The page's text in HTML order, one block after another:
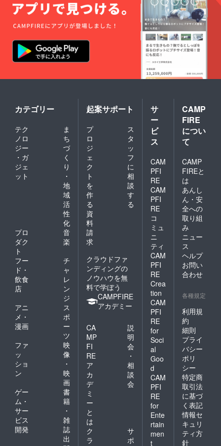
カテゴリー
テク
ノロ
ジー
・ガ
ジェ
ット
ま
ち
づ
く
り
・
地
域
活
性
化
プロ
ダク
ト
音
楽
フー
ド・
飲食
店
チ
ャ
レ
ン
ジ
アニ
メ・
漫画
ス
ポ
ー
ツ
ファ
ッ
ショ
ン
映
像
・
映
画
ゲー
ム・
サー
ビス
開発
書
籍
・
雑
誌
出
起案サポート
プ
ロ
ジ
ェ
ク
ト
を
作
る
ス
タ
ッ
フ
に
相
談
す
る
資
料
請
求
クラウドファ
ンディングの
ノウハウを無
料で学ぼう
CAMPFIRE
アカデミー
CA
MP
FI
RE
ア
カ
デ
ミ
ー
と
は
説
明
会
・
相
談
会
ク
ラ
サ
ポ
サ
ー
ビ
ス
CAM
PFI
RE
CAM
PFI
RE
コ
ミュ
ニ
ティ
CAM
PFI
RE
Crea
tion
CAM
PFI
RE
for
Soci
al
Goo
d
CAM
PFI
RE
for
Ente
rtain
men
t
CAMP
FIRE
につい
て
CAMP
FIREと
は
あんし
ん・安
全への
取り組
み
ニュー
ス
ヘルプ
お問い
合わせ
各種規定
利用規
約
細則
プライ
バシー
ポリ
シー
特定商
取引法
に基づ
く表記
情報セ
キュリ
ティ方
針